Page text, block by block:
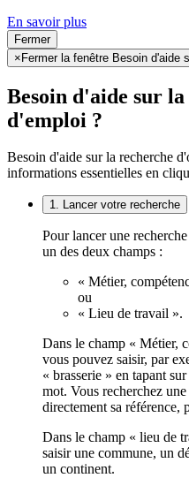
En savoir plus
Fermer
×Fermer la fenêtre Besoin d'aide
Besoin d'aide sur
d'emploi ?
Besoin d'aide sur la recherche
informations essentielles en
1. Lancer votre recherche
Pour lancer une
un des deux champs :
« Métier,
ou
« Lieu de travail ».
Dans le champ « Métier,
vous pouvez saisir, par
« brasserie » en tapant
mot. Vous recherchez
directement sa
Dans le champ « lieu de
saisir une commune, un
un continent.